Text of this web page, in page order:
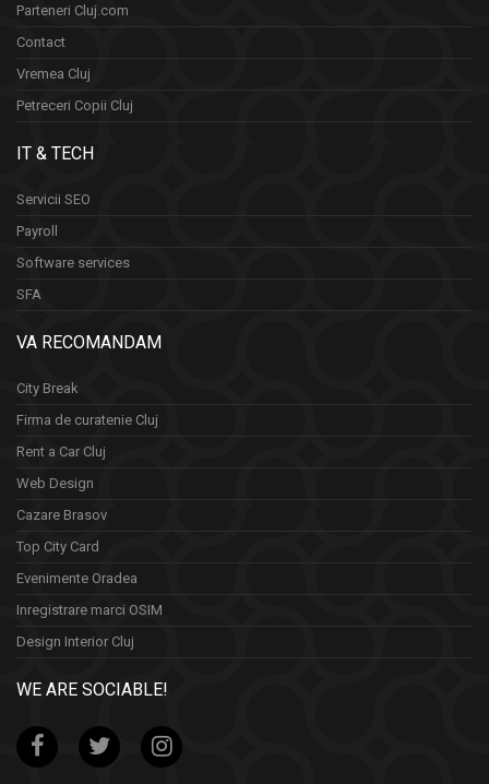
Parteneri Cluj.com
Contact
Vremea Cluj
Petreceri Copii Cluj
IT & TECH
Servicii SEO
Payroll
Software services
SFA
VA RECOMANDAM
City Break
Firma de curatenie Cluj
Rent a Car Cluj
Web Design
Cazare Brasov
Top City Card
Evenimente Oradea
Inregistrare marci OSIM
Design Interior Cluj
WE ARE SOCIABLE!